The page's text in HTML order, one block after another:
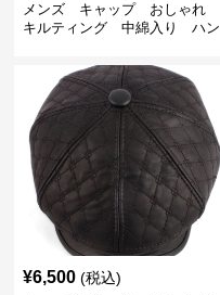
メンズ キャップ おしゃれ
キルティング 中綿入り ハン
¥6,500 (税込)